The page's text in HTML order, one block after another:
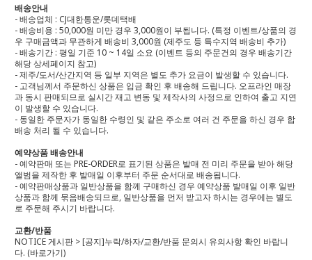
배송안내
- 배송업체 : CJ대한통운/롯데택배
- 배송비용 : 50,000원 미만 경우 3,000원이 부됩니다. (특정 이벤트/상품의 경
우 구매금액과 무관하게 배송비 3,000원 (제주도 등 특수지역 배송비 추가)
- 배송기간 : 평일 기준 10 ~ 14일 소요 (이벤트 등의 주문건의 경우 배송기간
해당 상세페이지 참고)
- 제주/도서/산간지역 등 일부 지역은 별도 추가 요금이 발생할 수 있습니다.
- 고객님께서 주문하신 상품은 입금 확인 후 배송해 드립니다. 오프라인 매장
과 동시 판매되므로 실시간 재고 변동 및 제작사의 사정으로 인하여 출고 지연
이 발생할 수 있습니다.
- 동일한 주문자가 동일한 수령인 및 같은 주소로 여러 건 주문을 하신 경우 합
배송 처리 될 수 있습니다.
예약상품 배송안내
- 예약판매 또는 PRE-ORDER로 표기된 상품은 발매 전 미리 주문을 받아 해당
앨범을 제작한 후 발매일 이후부터 주문 순서대로 배송됩니다.
- 예약판매상품과 일반상품을 함께 구매하신 경우 예약상품 발매일 이후 일반
상품과 함께 묶음배송되므로, 일반상품을 먼저 받고자 하시는 경우에는 별도
로 주문해 주시기 바랍니다.
교환/반품
NOTICE 게시판 > [공지]누락/하자/교환/반품 문의시 유의사항 확인 바랍니
다. (바로가기)